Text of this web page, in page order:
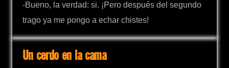
-Bueno, la verdad: si. ¡Pero después del segundo
trago ya me pongo a echar chistes!
Un cerdo en la cama